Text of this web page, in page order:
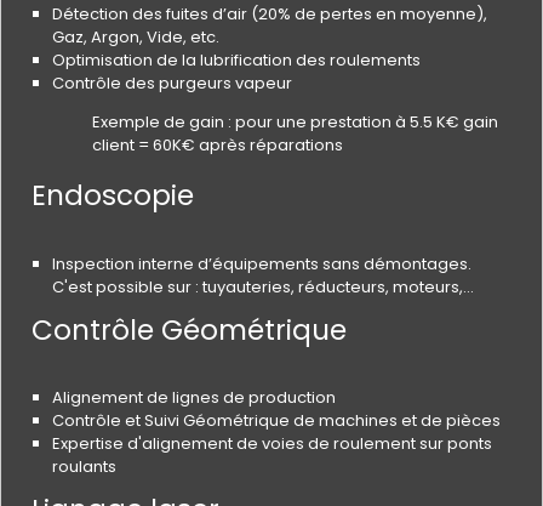
Détection des fuites d’air (20% de pertes en moyenne),
Gaz, Argon, Vide, etc.
Optimisation de la lubrification des roulements
Contrôle des purgeurs vapeur
Exemple de gain : pour une prestation à 5.5 K€ gain
client = 60K€ après réparations
Endoscopie
Inspection interne d’équipements sans démontages.
C'est possible sur : tuyauteries, réducteurs, moteurs,…
Contrôle Géométrique
Alignement de lignes de production
Contrôle et Suivi Géométrique de machines et de pièces
Expertise d'alignement de voies de roulement sur ponts
roulants